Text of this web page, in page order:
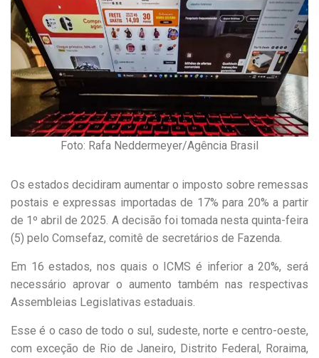
Foto: Rafa Neddermeyer/Agência Brasil
Os estados decidiram aumentar o imposto sobre remessas
postais e expressas importadas de 17% para 20% a partir
de 1º abril de 2025. A decisão foi tomada nesta quinta-feira
(5) pelo Comsefaz, comitê de secretários de Fazenda.
Em 16 estados, nos quais o ICMS é inferior a 20%, será
necessário aprovar o aumento também nas respectivas
Assembleias Legislativas estaduais.
Esse é o caso de todo o sul, sudeste, norte e centro-oeste,
com exceção de Rio de Janeiro, Distrito Federal, Roraima,